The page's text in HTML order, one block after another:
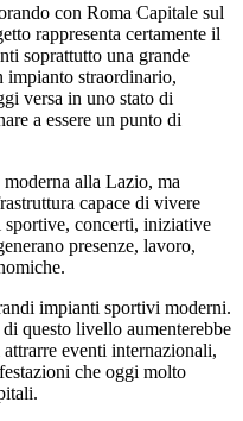
con Roma Capitale sul
rappresenta certamente il
soprattutto una grande
impianto straordinario,
versa in uno stato di
a essere un punto di
alla Lazio, ma
capace di vivere
sportive, concerti, iniziative
presenze, lavoro,
impianti sportivi moderni.
questo livello aumenterebbe
eventi internazionali,
che oggi molto